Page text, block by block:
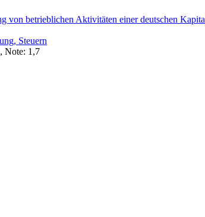
von betrieblichen Aktivitäten einer deutschen
Steuern
Note: 1,7